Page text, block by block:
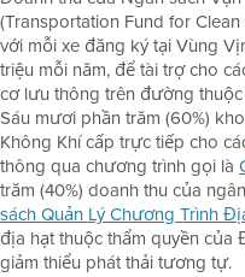
(Transportation Fund for
với mỗi xe đăng ký tại Vùng
triệu mỗi năm, để tài trợ cho
cơ lưu thông trên đường
Sáu mươi phần trăm (60%)
Không Khí cấp trực tiếp cho
thông qua chương trình gọi là
trăm (40%) doanh thu của
sách Quản Lý Chương Trình
địa hạt thuộc thẩm quyền
giảm thiểu phát thải tương tự.